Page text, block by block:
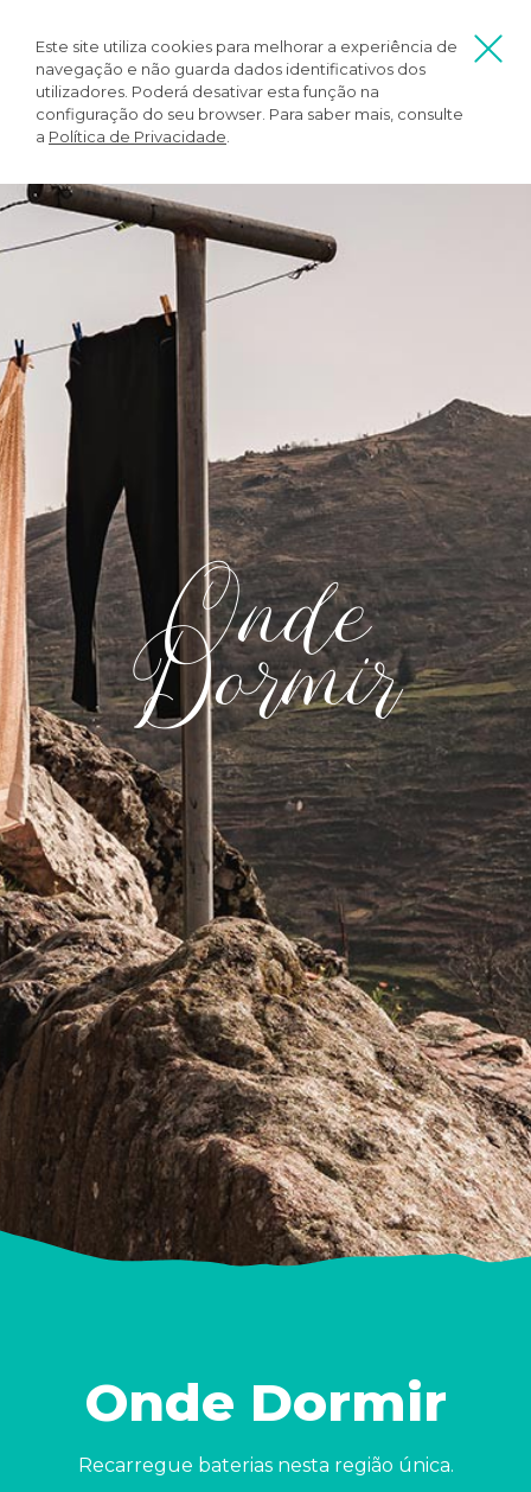
Este site utiliza cookies para melhorar a experiência de
navegação e não guarda dados identificativos dos
utilizadores. Poderá desativar esta função na
configuração do seu browser. Para saber mais, consulte
a Política de Privacidade
Onde
Dormir
Onde Dormir
Recarregue baterias nesta região única.